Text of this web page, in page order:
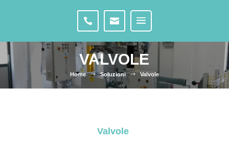
VALVOLE
Home $ Soluzioni $ Valvole
Valvole